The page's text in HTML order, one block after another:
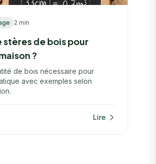
2 min
stères de bois pour
?
de bois nécessaire pour
avec exemples selon
Lire